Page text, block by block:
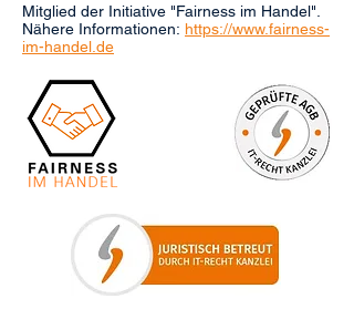
Mitglied der Initiative "Fairness im Handel".
Nähere Informationen: https://www.fairness-
im-handel.de